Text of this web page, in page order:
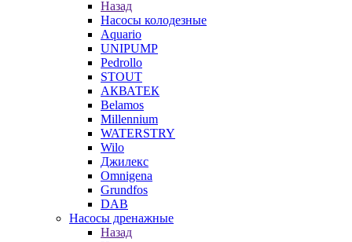
Назад
Насосы колодезные
Aquario
UNIPUMP
Pedrollo
STOUT
АКВАТЕК
Belamos
Millennium
WATERSTRY
Wilo
Джилекс
Omnigena
Grundfos
DAB
Насосы дренажные
Назад